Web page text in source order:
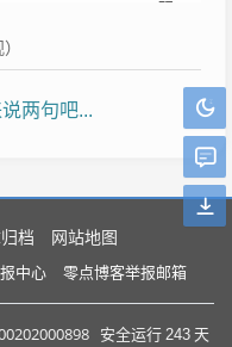
两句吧...
档 网站地图
中心 零点博客举报邮箱
安全运行 243 天